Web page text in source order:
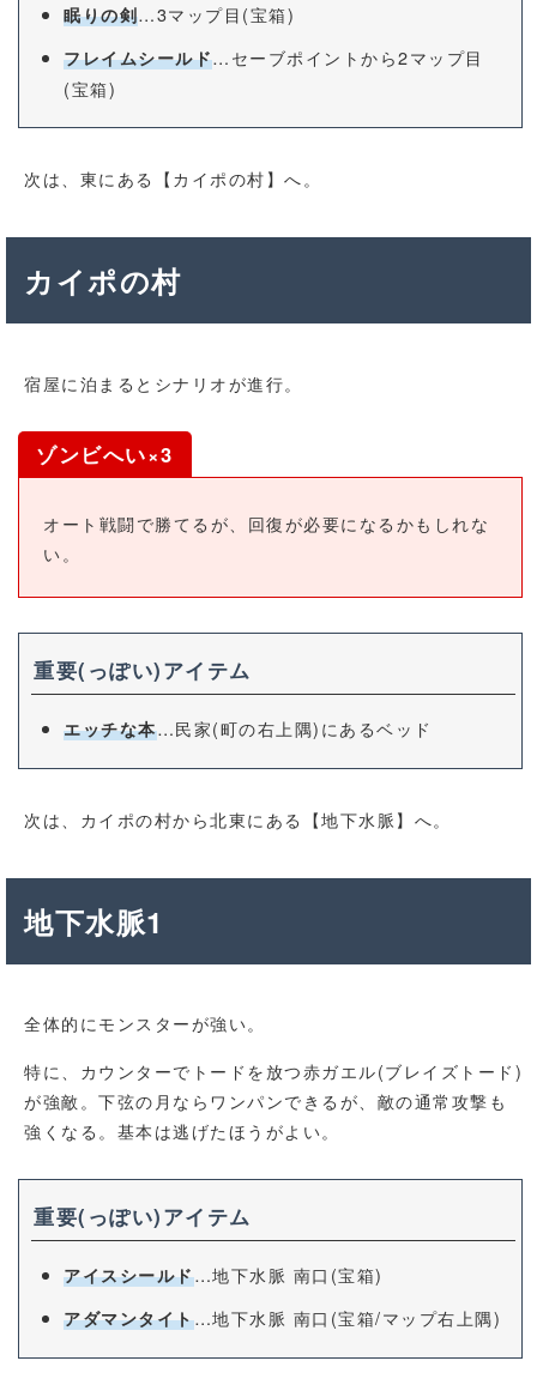
眠りの剣…3マップ目(宝箱)
フレイムシールド…セーブポイントから2マップ目
(宝箱)
次は、東にある【カイポの村】へ。
カイポの村
宿屋に泊まるとシナリオが進行。
ゾンビへい×3
オート戦闘で勝てるが、回復が必要になるかもしれな
い。
重要(っぽい)アイテム
エッチな本…民家(町の右上隅)にあるベッド
次は、カイポの村から北東にある【地下水脈】へ。
地下水脈1
全体的にモンスターが強い。
特に、カウンターでトードを放つ赤ガエル(ブレイズトード)
が強敵。下弦の月ならワンパンできるが、敵の通常攻撃も
強くなる。基本は逃げたほうがよい。
重要(っぽい)アイテム
アイスシールド…地下水脈 南口(宝箱)
アダマンタイト…地下水脈 南口(宝箱/マップ右上隅)